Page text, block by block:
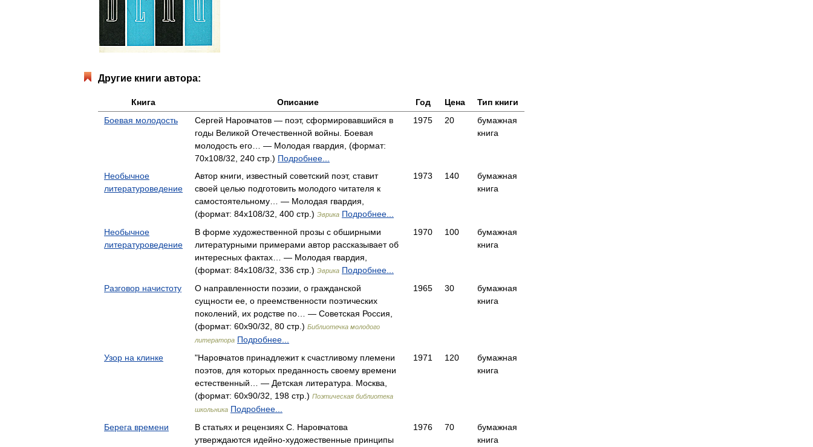
Другие книги автора:
Книга Описание Год Цена
Тип книги
Боевая молодость
Сергей Наровчатов — поэт, сформировавшийся в
годы Великой Отечественной войны. Боевая
молодость его… — Молодая гвардия, (формат:
70x108/32, 240 стр.) Подробнее...
1975 20
бумажная
книга
Необычное
литературоведение
Автор книги, известный советский поэт, ставит
своей целью подготовить молодого читателя к
самостоятельному… — Молодая гвардия,
(формат: 84x108/32, 400 стр.) Эврика Подробнее...
1973 140
бумажная
книга
Необычное
литературоведение
В форме художественной прозы с обширными
литературными примерами автор рассказывает об
интересных фактах… — Молодая гвардия,
(формат: 84x108/32, 336 стр.) Эврика Подробнее...
1970 100
бумажная
книга
Разговор начистоту
О направленности поэзии, о гражданской
сущности ее, о преемственности поэтических
поколений, их родстве по… — Советская Россия,
(формат: 60x90/32, 80 стр.) Библиотечка молодого
литератора Подробнее...
1965 30
бумажная
книга
Узор на клинке
"Наровчатов принадлежит к счастливому племени
поэтов, для которых преданность своему времени
естественный… — Детская литература. Москва,
(формат: 60x90/32, 198 стр.) Поэтическая библиотека
школьника Подробнее...
1971 120
бумажная
книга
Берега времени
В статьях и рецензиях С. Наровчатова
утверждаются идейно-художественные принципы
1976 70
бумажная
книга